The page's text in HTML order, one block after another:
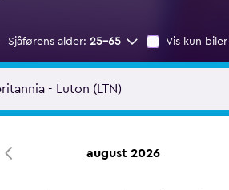
Sjåførens alder: 25–65 Vis kun
august 2026